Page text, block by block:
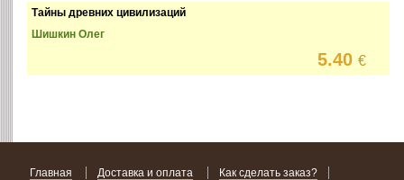
Тайны древних цивилизаций
Шишкин Олег
5.40€
Главная Доставка и оплата Как сделать заказ?